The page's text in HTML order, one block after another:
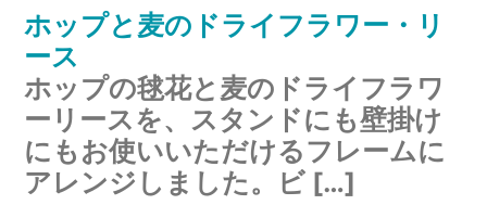
ホップと麦のドライフラワー・リ
ース
ホップの毬花と麦のドライフラワ
ーリースを、スタンドにも壁掛け
にもお使いいただけるフレームに
アレンジしました。ビ […]